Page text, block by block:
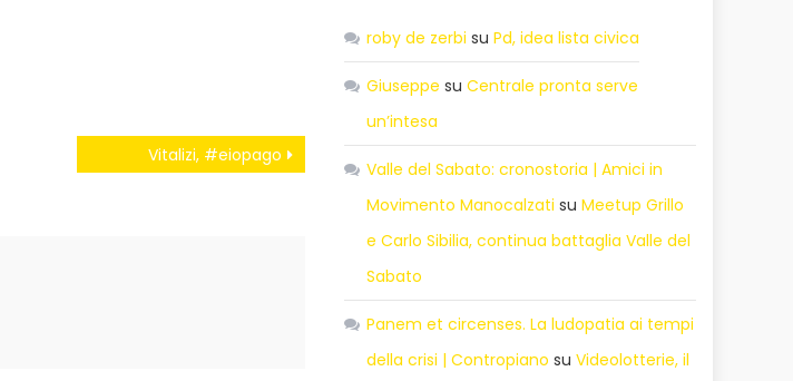
Vitalizi, #eiopago
roby de zerbi suPd, idea lista civica
Giuseppe suCentrale pronta serve
un’intesa
Valle del Sabato: cronostoria | Amici in
Movimento Manocalzati suMeetup Grillo
e Carlo Sibilia, continua battaglia Valle del
Sabato
Panem et circenses. La ludopatia ai tempi
della crisi | Contropiano suVideolotterie, il